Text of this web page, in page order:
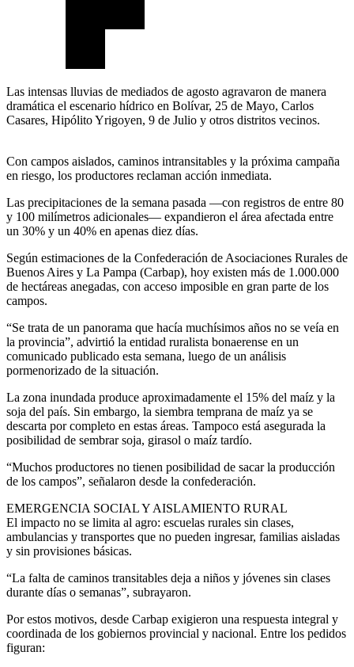
Las intensas lluvias de mediados de agosto agravaron de manera
dramática el escenario hídrico en Bolívar, 25 de Mayo, Carlos
Casares, Hipólito Yrigoyen, 9 de Julio y otros distritos vecinos.
Con campos aislados, caminos intransitables y la próxima campaña
en riesgo, los productores reclaman acción inmediata.
Las precipitaciones de la semana pasada —con registros de entre 80
y 100 milímetros adicionales— expandieron el área afectada entre
un 30% y un 40% en apenas diez días.
Según estimaciones de la Confederación de Asociaciones Rurales de
Buenos Aires y La Pampa (Carbap), hoy existen más de 1.000.000
de hectáreas anegadas, con acceso imposible en gran parte de los
campos.
“Se trata de un panorama que hacía muchísimos años no se veía en
la provincia”, advirtió la entidad ruralista bonaerense en un
comunicado publicado esta semana, luego de un análisis
pormenorizado de la situación.
La zona inundada produce aproximadamente el 15% del maíz y la
soja del país. Sin embargo, la siembra temprana de maíz ya se
descarta por completo en estas áreas. Tampoco está asegurada la
posibilidad de sembrar soja, girasol o maíz tardío.
“Muchos productores no tienen posibilidad de sacar la producción
de los campos”, señalaron desde la confederación.
EMERGENCIA SOCIAL Y AISLAMIENTO RURAL
El impacto no se limita al agro: escuelas rurales sin clases,
ambulancias y transportes que no pueden ingresar, familias aisladas
y sin provisiones básicas.
“La falta de caminos transitables deja a niños y jóvenes sin clases
durante días o semanas”, subrayaron.
Por estos motivos, desde Carbap exigieron una respuesta integral y
coordinada de los gobiernos provincial y nacional. Entre los pedidos
figuran: